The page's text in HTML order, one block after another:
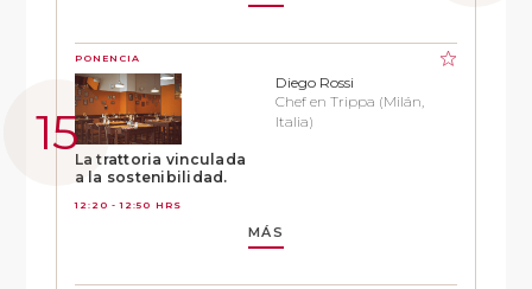
PONENCIA
La trattoria vinculada
a la sostenibilidad.
12:20 - 12:50 HRS
Diego Rossi
Chef en Trippa (Milán,
Italia)
MÁS